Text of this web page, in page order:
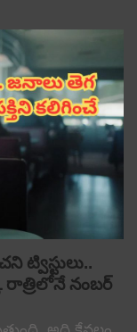
ట్విస్టులు..
రాత్రిలోనే నంబర్